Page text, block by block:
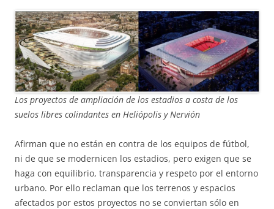
Los proyectos de ampliación de los estadios a costa de los
suelos libres colindantes en Heliópolis y Nervión
Afirman que no están en contra de los equipos de fútbol,
ni de que se modernicen los estadios, pero exigen que se
haga con equilibrio, transparencia y respeto por el entorno
urbano. Por ello reclaman que los terrenos y espacios
afectados por estos proyectos no se conviertan sólo en